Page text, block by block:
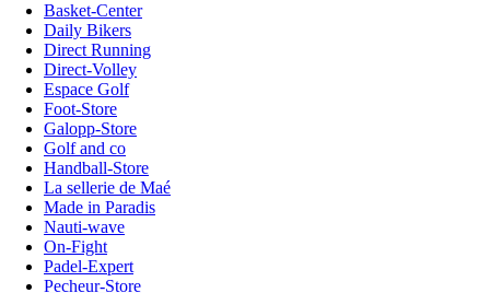
Basket-Center
Daily Bikers
Direct Running
Direct-Volley
Espace Golf
Foot-Store
Galopp-Store
Golf and co
Handball-Store
La sellerie de Maé
Made in Paradis
Nauti-wave
On-Fight
Padel-Expert
Pecheur-Store